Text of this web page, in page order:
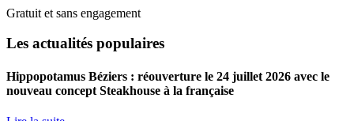
Gratuit et sans engagement
Les actualités populaires
Hippopotamus Béziers : réouverture le 24 juillet 2026 avec le
nouveau concept Steakhouse à la française